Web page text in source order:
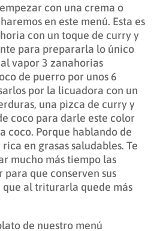
con una crema o
en este menú. Esta es
con un toque de curry y
para prepararla lo único
vapor 3 zanahorias
de puerro por unos 6
por la licuadora con un
una pizca de curry y
coco para darle este color
coco. Porque hablando de
en grasas saludables. Te
mucho más tiempo las
que conserven sus
que al triturarla quede más
de nuestro menú